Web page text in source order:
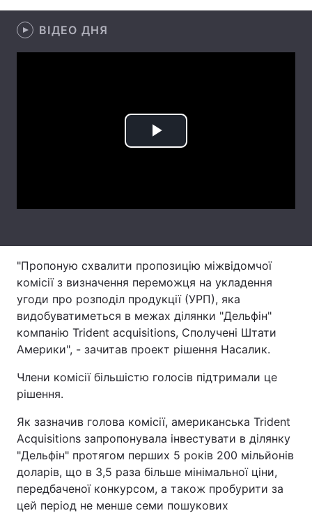
Тема оформлення
ВІДЕО ДНЯ
Play
"Пропоную схвалити пропозицію міжвідомчої
комісії з визначення переможця на укладення
угоди про розподіл продукції (УРП), яка
видобуватиметься в межах ділянки "Дельфін"
компанію Trident acquisitions, Сполучені Штати
Америки", - зачитав проект рішення Насалик.
Члени комісії більшістю голосів підтримали це
рішення.
Як зазначив голова комісії, американська Trident
Acquisitions запропонувала інвестувати в ділянку
"Дельфін" протягом перших 5 років 200 мільйонів
доларів, що в 3,5 раза більше мінімальної ціни,
передбаченої конкурсом, а також пробурити за
цей період не менше семи пошукових